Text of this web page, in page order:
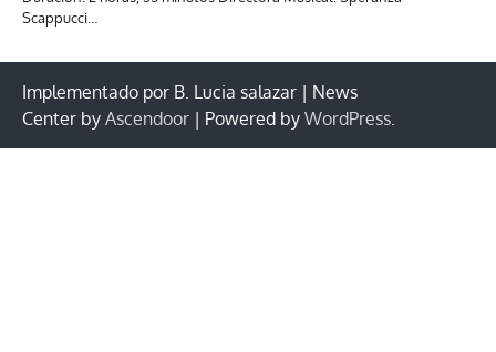
Scappucci…
Implementado por B. Lucia salazar | News
Center by Ascendoor | Powered by WordPress.